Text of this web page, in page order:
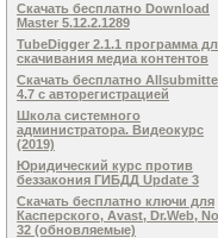
Скачать бесплатно Download
Master 5.12.2.1289
TubeDigger 2.1.1 программа
скачивания медиа контентов
Скачать бесплатно
4.7 с авторегистрацией
Школа системного
администратора. Видеокурс
(2019)
Юридический курс против
беззакония ГИБДД Update 3
Скачать бесплатно ключи для
Касперского, Avast, Dr.Web,
32 (обновляемые)